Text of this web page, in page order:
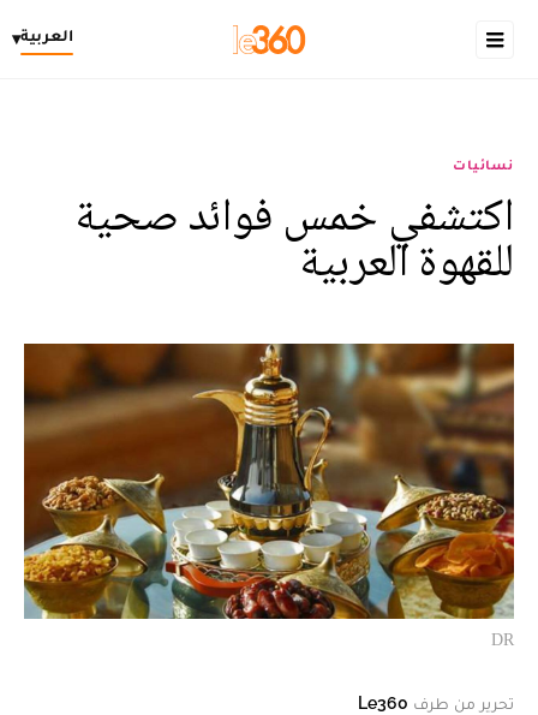
العربية▾
نسائيات
اكتشفي خمس فوائد صحية
للقهوة العربية
DR
تحرير من طرف Le360